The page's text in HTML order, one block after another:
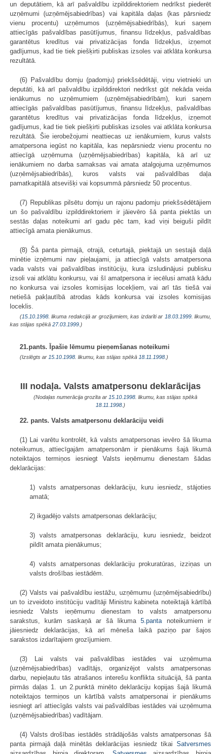
un deputātiem, kā arī pašvaldību izpilddirektoriem nedrīkst piederēt
uzņēmumi (uzņēmējsabiedrības) vai kapitāla daļas (kas pārsniedz
vienu procentu) uzņēmumos (uzņēmējsabiedrībās), kuri saņem
attiecīgās pašvaldības pasūtījumus, finansu līdzekļus, pašvaldības
garantētus kredītus vai privatizācijas fonda līdzekļus, izņemot
gadījumus, kad tie tiek piešķirti publiskas izsoles vai atklāta konkursa
rezultātā.
(6) Pašvaldību domju (padomju) priekšsēdētāji, viņu vietnieki un
deputāti, kā arī pašvaldību izpilddirektori nedrīkst gūt nekāda veida
ienākumus no uzņēmumiem (uzņēmējsabiedrībām), kuri saņem
attiecīgās pašvaldības pasūtījumus, finansu līdzekļus, pašvaldības
garantētus kredītus vai privatizācijas fonda līdzekļus, izņemot
gadījumus, kad tie tiek piešķirti publiskas izsoles vai atklāta konkursa
rezultātā. Šie ierobežojumi neattiecas uz ienākumiem, kurus valsts
amatpersona iegūst no kapitāla, kas nepārsniedz vienu procentu no
attiecīgā uzņēmuma (uzņēmējsabiedrības) kapitāla, kā arī uz
ienākumiem no darba samaksas vai amata atalgojuma uzņēmumos
(uzņēmējsabiedrībās), kuros valsts vai pašvaldības daļa
pamatkapitālā atsevišķi vai kopsummā pārsniedz 50 procentus.
(7) Republikas pilsētu domju un rajonu padomju priekšsēdētājiem
un šo pašvaldību izpilddirektoriem ir jāievēro šā panta piektās un
sestās daļas noteikumi arī gadu pēc tam, kad viņi beiguši pildīt
attiecīgā amata pienākumus.
(8) Šā panta pirmajā, otrajā, ceturtajā, piektajā un sestajā daļā
minētie izņēmumi nav pieļaujami, ja attiecīgā valsts amatpersona
vada valsts vai pašvaldības institūciju, kura izsludinājusi publisku
izsoli vai atklātu konkursu, vai šī amatpersona ir iecēlusi amatā kādu
no konkursa vai izsoles komisijas locekļiem, vai arī tās tiešā vai
netiešā pakļautībā atrodas kāds konkursa vai izsoles komisijas
loceklis.
(15.10.1998 . likuma redakcijā ar grozījumiem, kas izdarīti ar 18.03.1999. likumu,
kas stājas spēkā 27.03.1999. )
21.pants. Īpašie lēmumu pieņemšanas noteikumi
(Izslēgts ar 15.10.1998 . likumu, kas stājas spēkā 18.11.1998. )
III nodaļa. Valsts amatpersonu deklarācijas
(Nodaļas numerācija grozīta ar 15.10.1998 . likumu, kas stājas spēkā
18.11.1998. )
22. pants. Valsts amatpersonu deklarāciju veidi
(1) Lai varētu kontrolēt, kā valsts amatpersonas ievēro šā likuma
noteikumus, attiecīgajām amatpersonām ir pienākums šajā likumā
noteiktajos termiņos iesniegt Valsts ieņēmumu dienestam šādas
deklarācijas:
1) valsts amatpersonas deklarāciju, kuru iesniedz, stājoties
amatā;
2) ikgadējo valsts amatpersonas deklarāciju;
3) valsts amatpersonas deklarāciju, kuru iesniedz, beidzot
pildīt amata pienākumus;
4) valsts amatpersonas deklarāciju prokuratūras, izziņas un
valsts drošības iestādēm.
(2) Valsts vai pašvaldību iestāžu, uzņēmumu (uzņēmējsabiedrību)
un to izveidoto institūciju vadītāji Ministru kabineta noteiktajā kārtībā
iesniedz Valsts ieņēmumu dienestam to valsts amatpersonu
sarakstus, kurām saskaņā ar šā likuma5.panta noteikumiem ir
jāiesniedz deklarācijas, kā arī mēneša laikā paziņo par šajos
sarakstos izdarītajiem grozījumiem.
(3) Lai valsts vai pašvaldības iestādes vai uzņēmuma
(uzņēmējsabiedrības) vadītājs, organizējot valsts amatpersonas
darbu, nepieļautu tās atrašanos interešu konflikta situācijā, šā panta
pirmās daļas 1. un 2.punktā minēto deklarāciju kopijas šajā likumā
noteiktajos termiņos un kārtībā valsts amatpersonai ir pienākums
iesniegt arī attiecīgās valsts vai pašvaldības iestādes vai uzņēmuma
(uzņēmējsabiedrības) vadītājam.
(4) Valsts drošības iestādēs strādājošās valsts amatpersonas šā
panta pirmajā daļā minētās deklarācijas iesniedz tikai Satversmes